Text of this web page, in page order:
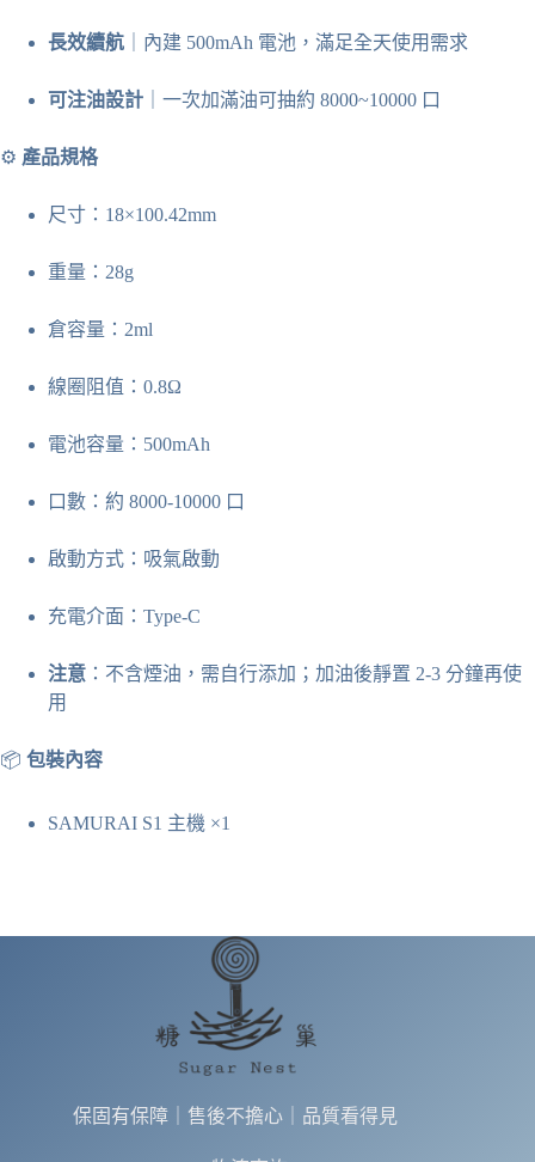
長效續航 ｜內建 500mAh 電池，滿足全天使用需求
可注油設計 ｜一次加滿油可抽約 8000~10000 口
⚙ 產品規格
尺寸：18×100.42mm
重量：28g
倉容量：2ml
線圈阻值：0.8Ω
電池容量：500mAh
口數：約 8000-10000 口
啟動方式：吸氣啟動
充電介面：Type-C
注意 ：不含煙油，需自行添加；加油後靜置 2-3 分鐘再使
用
📦 包裝內容
SAMURAI S1 主機 ×1
保固有保障｜售後不擔心｜品質看得見